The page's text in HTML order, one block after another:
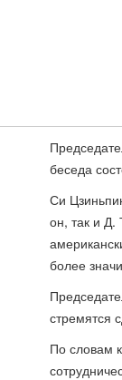
беседа
Си
он, так и Д.
более
стремятся
По словам